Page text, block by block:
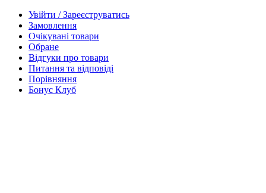
Увійти / Зареєструватись
Замовлення
Очікувані товари
Обране
Відгуки про товари
Питання та відповіді
Порівняння
Бонус Клуб